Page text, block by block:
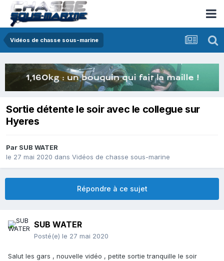
Vidéos de chasse sous-marine
Sortie détente le soir avec le collegue sur
Hyeres
Par SUB WATER
le 27 mai 2020 dans Vidéos de chasse sous-marine
Répondre à ce sujet
SUB WATER
Posté(e) le 27 mai 2020
Salut les gars , nouvelle vidéo , petite sortie tranquille le soir